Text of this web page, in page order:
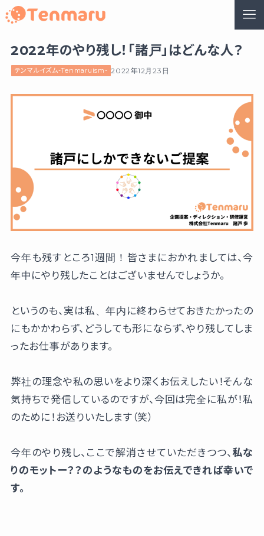
2022年のやり残し！「諸戸」はどんな人？
テンマルイズム-Tenmaruism- 2022年12月23日
今年も残すところ1週間！皆さまにおかれましては、今
年中にやり残したことはございませんでしょうか。
というのも、実は私、年内に終わらせておきたかったの
にもかかわらず、どうしても形にならず、やり残してしま
ったお仕事があります。
弊社の理念や私の思いをより深くお伝えしたい！そんな
気持ちで発信しているのですが、今回は完全に私が！私
のために！お送りいたします（笑）
今年のやり残し、ここで解消させていただきつつ、私な
りのモットー？？のようなものをお伝えできれば幸いで
す。